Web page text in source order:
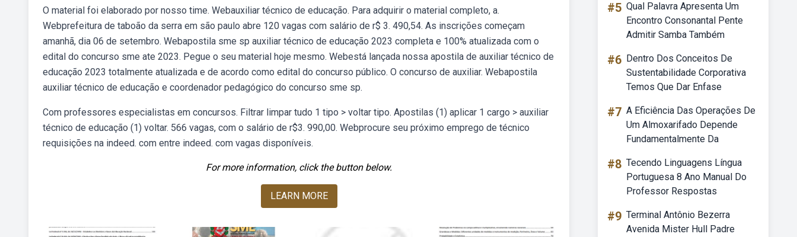
O material foi elaborado por nosso time. Webauxiliar técnico de educação. Para adquirir o material completo, a.
Webprefeitura de taboão da serra em são paulo abre 120 vagas com salário de r$ 3. 490,54. As inscrições começam
amanhã, dia 06 de setembro. Webapostila sme sp auxiliar técnico de educação 2023 completa e 100% atualizada com o
edital do concurso sme ate 2023. Pegue o seu material hoje mesmo. Webestá lançada nossa apostila de auxiliar técnico de
educação 2023 totalmente atualizada e de acordo como edital do concurso público. O concurso de auxiliar. Webapostila
auxiliar técnico de educação e coordenador pedagógico do concurso sme sp.
Com professores especialistas em concursos. Filtrar limpar tudo 1 tipo > voltar tipo. Apostilas (1) aplicar 1 cargo > auxiliar
técnico de educação (1) voltar. 566 vagas, com o salário de r$3. 990,00. Webprocure seu próximo emprego de técnico
requisições na indeed. com entre indeed. com vagas disponíveis.
For more information, click the button below.
LEARN MORE
#5 Qual Palavra Apresenta Um
Encontro Consonantal Pente
Admitir Samba Também
#6 Dentro Dos Conceitos De
Sustentabilidade Corporativa
Temos Que Dar Enfase
#7 A Eficiência Das Operações De
Um Almoxarifado Depende
Fundamentalmente Da
#8 Tecendo Linguagens Língua
Portuguesa 8 Ano Manual Do
Professor Respostas
#9 Terminal Antônio Bezerra
Avenida Mister Hull Padre